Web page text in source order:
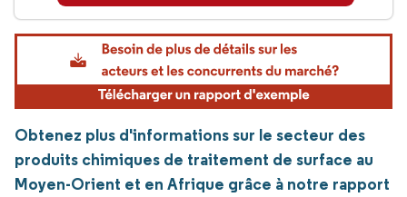
Obtenez plus d'informations sur le secteur des
produits chimiques de traitement de surface au
Moyen-Orient et en Afrique grâce à notre rapport